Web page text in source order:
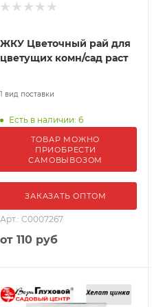
ЖКУ Цветочный рай для
цветущих комн/сад раст
1 вид поставки
Есть в наличии: 6
ТОВАР МОЖНО
ПРИОБРЕСТИ
САМОВЫВОЗОМ
ЗАКАЗАТЬ ОПТОМ
Арт.: С0007267
от110 руб